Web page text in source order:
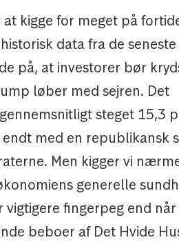
kigge for meget på
data fra de seneste
på, at investorer bør
løber med sejren. Det
steget 15,3
med en republikansk
Men kigger vi
generelle
fingerpeg end
beboer af Det Hvide